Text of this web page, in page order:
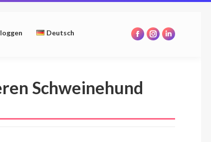
Deutsch
Facebook
new
Instagram
Linkedin
Schweinehund
newnew